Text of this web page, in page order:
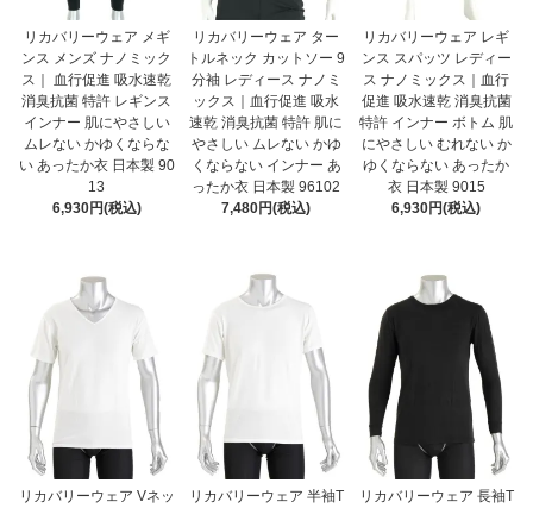
リカバリーウェア メギ
ンス メンズ ナノミック
ス｜ 血行促進 吸水速乾
消臭抗菌 特許 レギンス
インナー 肌にやさしい
ムレない かゆくならな
い あったか衣 日本製 90
13
6,930円(税込)
リカバリーウェア ター
トルネック カットソー 9
分袖 レディース ナノミ
ックス｜血行促進 吸水
速乾 消臭抗菌 特許 肌に
やさしい ムレない かゆ
くならない インナー あ
ったか衣 日本製 96102
7,480円(税込)
リカバリーウェア レギ
ンス スパッツ レディー
ス ナノミックス｜血行
促進 吸水速乾 消臭抗菌
特許 インナー ボトム 肌
にやさしい むれない か
ゆくならない あったか
衣 日本製 9015
6,930円(税込)
リカバリーウェア Vネッ
リカバリーウェア 半袖T
リカバリーウェア 長袖T